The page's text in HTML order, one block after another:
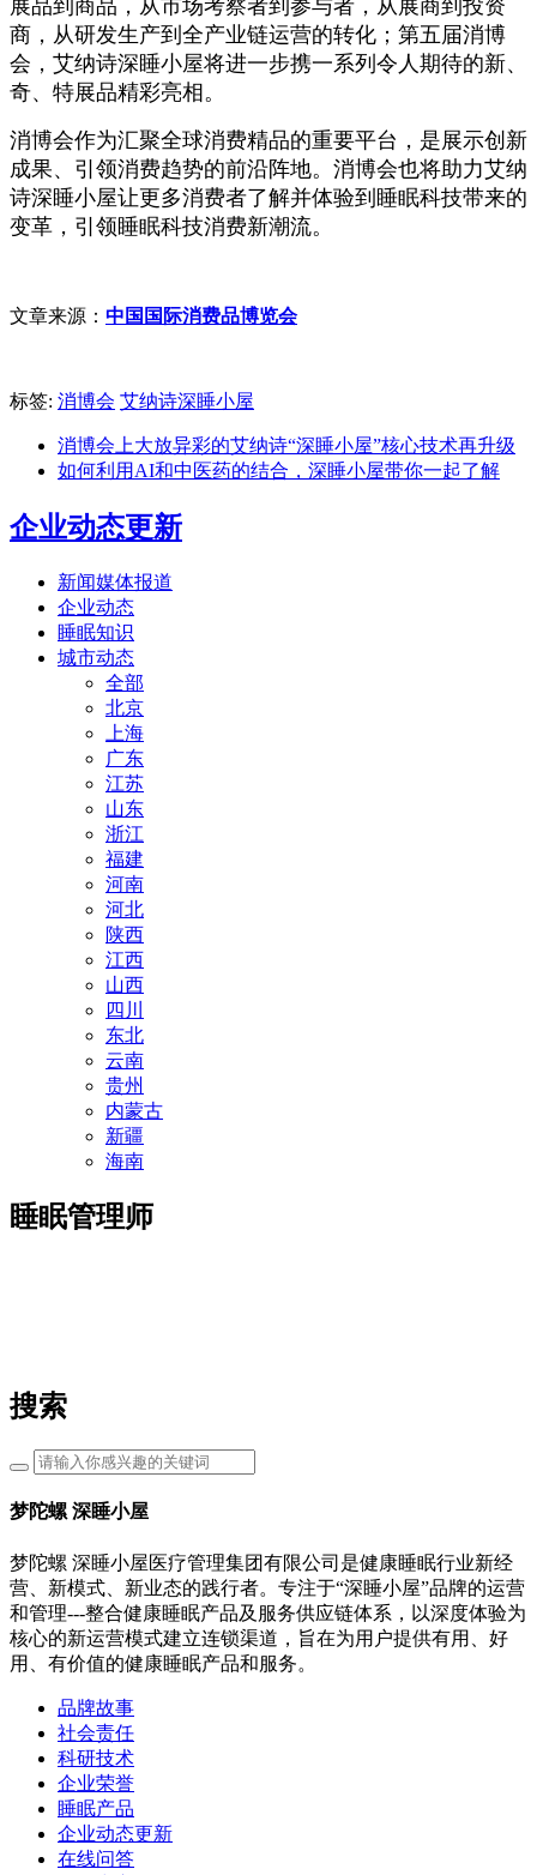
展品到商品，从市场考察者到参与者，从展商到投资
商，从研发生产到全产业链运营的转化；第五届消博
会，艾纳诗深睡小屋将进一步携一系列令人期待的新、
奇、特展品精彩亮相。
消博会作为汇聚全球消费精品的重要平台，是展示创新
成果、引领消费趋势的前沿阵地。消博会也将助力艾纳
诗深睡小屋让更多消费者了解并体验到睡眠科技带来的
变革，引领睡眠科技消费新潮流。
文章来源： 中国国际消费品博览会
标签: 消博会 艾纳诗深睡小屋
消博会上大放异彩的艾纳诗“深睡小屋”核心技术再升级
如何利用AI和中医药的结合，深睡小屋带你一起了解
企业动态更新
新闻媒体报道
企业动态
睡眠知识
城市动态
全部
北京
上海
广东
江苏
山东
浙江
福建
河南
河北
陕西
江西
山西
四川
东北
云南
贵州
内蒙古
新疆
海南
睡眠管理师
搜索
梦陀螺 深睡小屋
梦陀螺 深睡小屋医疗管理集团有限公司是健康睡眠行业新经
营、新模式、新业态的践行者。专注于“深睡小屋”品牌的运营
和管理---整合健康睡眠产品及服务供应链体系，以深度体验为
核心的新运营模式建立连锁渠道，旨在为用户提供有用、好
用、有价值的健康睡眠产品和服务。
品牌故事
社会责任
科研技术
企业荣誉
睡眠产品
企业动态更新
在线问答